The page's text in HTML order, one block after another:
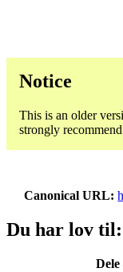
Notice
This is an older
strongly
Canonical URL
Du har lov til:
Dele